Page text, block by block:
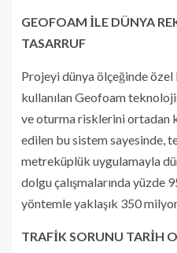
GEOFOAM İLE DÜNYA
TASARRUF
Projeyi dünya ölçeğinde özel
kullanılan Geofoam
ve oturma risklerini ortadan
edilen bu sistem sayesinde,
metreküplük uygulamayla
dolgu çalışmalarında yüzde
yöntemle yaklaşık 350
TRAFİK SORUNU TARİH